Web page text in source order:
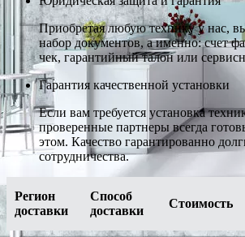
Приобретая любую технику у нас,
набор документов, а именно: счет
чек, гарантийный талон или
Гарантия качественной установки
Если вам требуется установка
проверенные партнеры всегда
этом. Качество гарантированно
сотрудничества.
Регион
доставки
Способ
доставки
Стоимость